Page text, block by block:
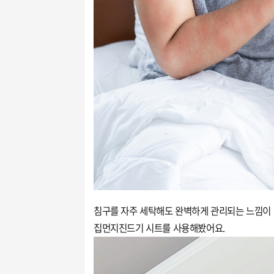
침구를 자주 세탁해도 완벽하게 관리되는 느낌
집먼지진드기 시트를 사용해봤어요.